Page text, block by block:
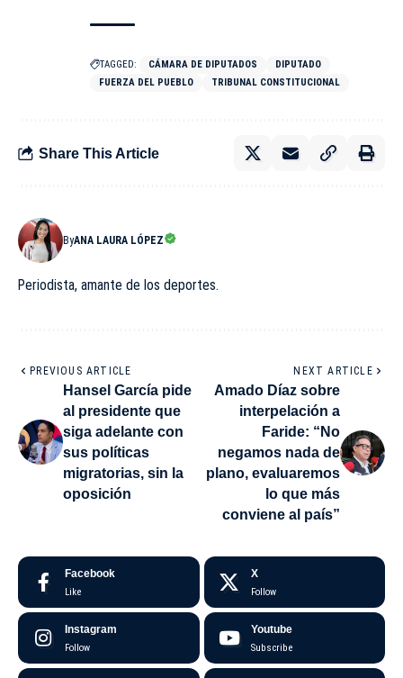
TAGGED: CÁMARA DE DIPUTADOS
DIPUTADO
FUERZA DEL PUEBLO
TRIBUNAL CONSTITUCIONAL
Share This Article
ByANA LAURA LÓPEZ
Periodista, amante de los deportes.
PREVIOUS ARTICLE
Hansel García pide
al presidente que
siga adelante con
sus políticas
migratorias, sin la
oposición
NEXT ARTICLE
Amado Díaz sobre
interpelación a
Faride: “No
negamos nada de
plano, evaluaremos
lo que más
conviene al país”
Facebook
Like
X
Follow
Instagram
Follow
Youtube
Subscribe